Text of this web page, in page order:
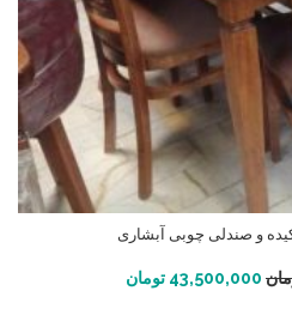
و صندلی چوبی آبشاری
43,500,000 تومان به سبد خرید